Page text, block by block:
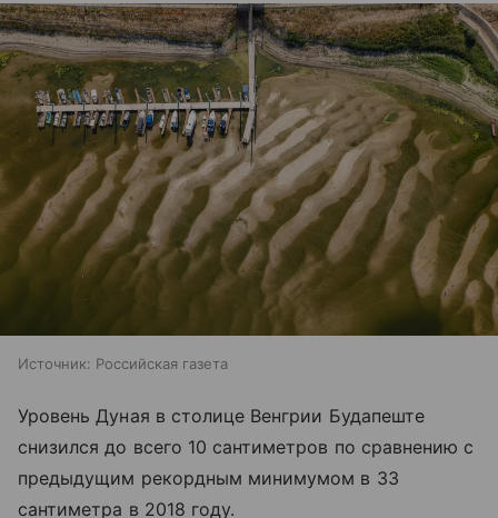
Источник: Российская газета
Уровень Дуная в столице Венгрии Будапеште
снизился до всего 10 сантиметров по сравнению с
предыдущим рекордным минимумом в 33
сантиметра в 2018 году.